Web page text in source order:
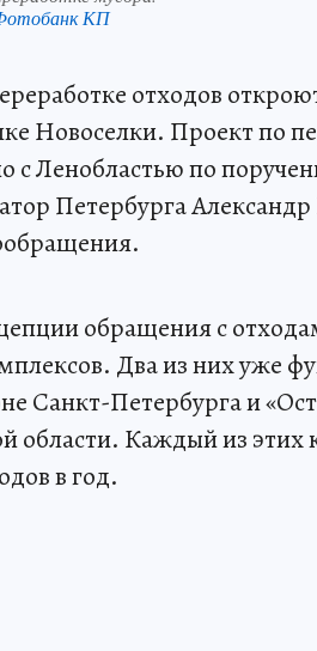
КП
отходов
Новоселки. Проект по
с Ленобластью по
Петербурга Александр
обращения с
Два из них уже
Санкт-Петербурга и
области. Каждый из
в год.